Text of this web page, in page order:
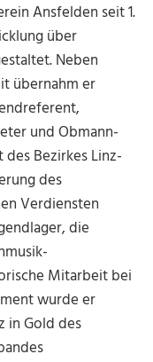
Ansfelden seit 1.
über
Neben
übernahm er
und Obmann-
Bezirkes Linz-
des
Verdiensten
die
Mitarbeit bei
wurde er
in Gold des